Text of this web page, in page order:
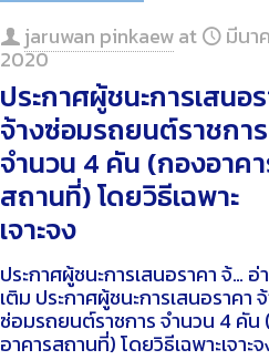
jaruwan pinkaewat มีนา
2020
ประกาศผู้ชนะการเสนอ
จ้างซ่อมรถยนต์ราชการ
จำนวน 4 คัน (กองอาค
สถานที่) โดยวิธีเฉพาะ
เจาะจง
ประกาศผู้ชนะการเสนอราคา จ้… อ่
เติม ประกาศผู้ชนะการเสนอราคา
ซ่อมรถยนต์ราชการ จำนวน 4 คัน
อาคารสถานที่) โดยวิธีเฉพาะเจาะ